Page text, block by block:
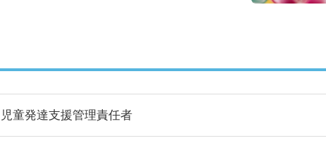
児童発達支援管理責任者